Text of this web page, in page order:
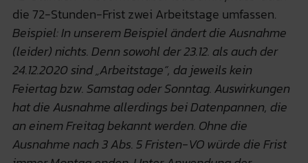
die 72-Stunden-Frist zwei Arbeitstage umfassen.
Beispiel: In unserem Beispiel ändert die Ausnahme
(leider) nichts. Denn sowohl der 23.12. als auch der
24.12.2020 sind „Arbeitstage“, da jeweils kein
Feiertag bzw. Samstag oder Sonntag. Auswirkungen
hat die Ausnahme allerdings bei Datenpannen, die
an einem Freitag bekannt werden. Ohne die
Ausnahme nach 3 Abs. 5 Fristen-VO würde die Frist